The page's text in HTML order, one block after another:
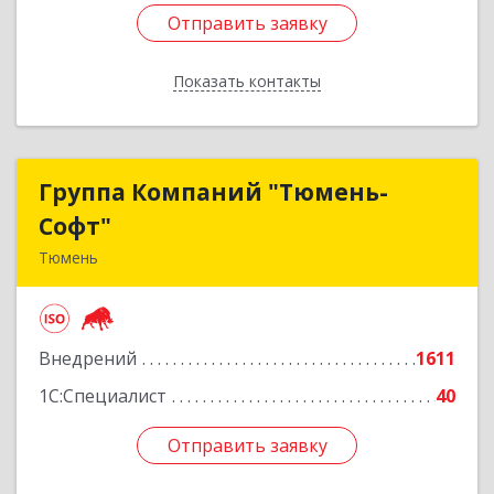
Отправить заявку
Показать контакты
Отправить заявку
Назад
Группа Компаний "Тюмень-
Софт"
Тюмень
Внедрений
1611
1С:Специалист
40
Отправить заявку
Группа Компаний "Тюмень-
Подробнее
Отправить заявку